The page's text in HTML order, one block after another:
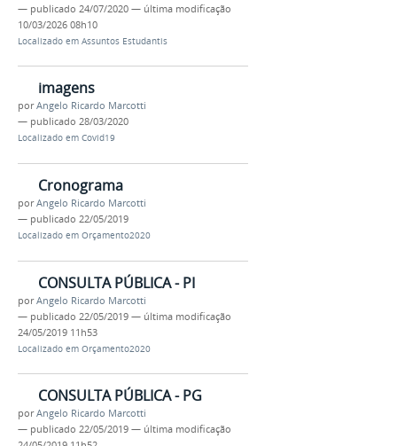
— publicado 24/07/2020 — última modificação
10/03/2026 08h10
Localizado em Assuntos Estudantis
imagens
porAngelo Ricardo Marcotti
— publicado 28/03/2020
Localizado em Covid19
Cronograma
porAngelo Ricardo Marcotti
— publicado 22/05/2019
Localizado em Orçamento2020
CONSULTA PÚBLICA - PI
porAngelo Ricardo Marcotti
— publicado 22/05/2019 — última modificação
24/05/2019 11h53
Localizado em Orçamento2020
CONSULTA PÚBLICA - PG
porAngelo Ricardo Marcotti
— publicado 22/05/2019 — última modificação